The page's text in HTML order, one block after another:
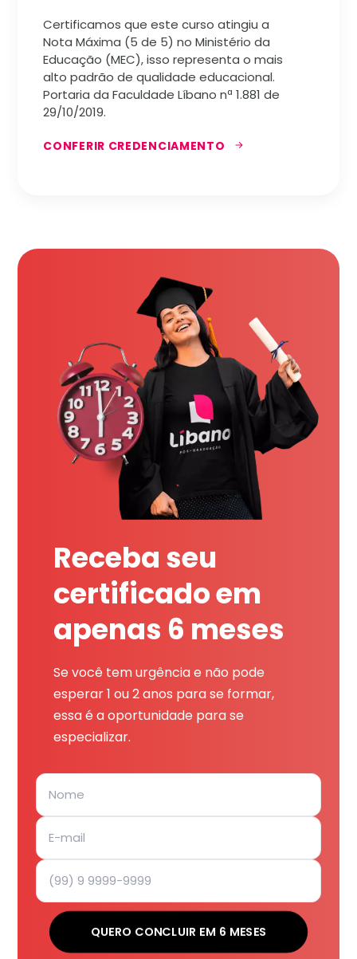
Certificamos que este curso atingiu a
Nota Máxima (5 de 5) no Ministério da
Educação (MEC), isso representa o mais
alto padrão de qualidade educacional.
Portaria da Faculdade Líbano nª 1.881 de
29/10/2019.
CONFERIR CREDENCIAMENTO
Receba seu
certificado em
apenas 6 meses
Se você tem urgência e não pode
esperar 1 ou 2 anos para se formar,
essa é a oportunidade para se
especializar.
QUERO CONCLUIR EM 6 MESES